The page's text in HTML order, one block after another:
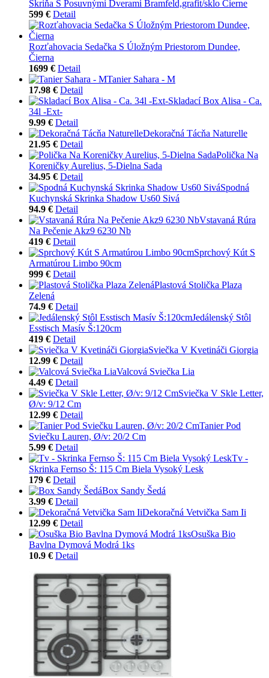
Skriňa S Posuvnými Dverami Bramfeld,grafit/sklo Čierne
599 € Detail
Rozťahovacia Sedačka S Úložným Priestorom Dundee,
Čierna
1699 € Detail
Tanier Sahara - M
17.98 € Detail
Skladací Box Alisa - Ca.
34l -Ext-
9.99 € Detail
Dekoračná Tácňa Naturelle
21.95 € Detail
Polička Na
Koreničky Aurelius, 5-Dielna Sada
34.95 € Detail
Spodná
Kuchynská Skrinka Shadow Us60 Sivá
94.9 € Detail
Vstavaná Rúra
Na Pečenie Akz9 6230 Nb
419 € Detail
Sprchový Kút S
Armatúrou Limbo 90cm
999 € Detail
Plastová Stolička Plaza
Zelená
74.9 € Detail
Jedálenský Stôl
Esstisch Masív Š:120cm
419 € Detail
Sviečka V Kvetináči Giorgia
12.99 € Detail
Valcová Sviečka Lia
4.49 € Detail
Sviečka V Skle Letter,
Ø/v: 9/12 Cm
12.99 € Detail
Tanier Pod
Sviečku Lauren, Ø/v: 20/2 Cm
5.99 € Detail
Tv -
Skrinka Fernso Š: 115 Cm Biela Vysoký Lesk
179 € Detail
Box Sandy Šedá
3.99 € Detail
Dekoračná Vetvička Sam Ii
12.99 € Detail
Osuška Bio
Bavlna Dymová Modrá 1ks
10.9 € Detail